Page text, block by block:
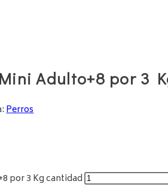
Adulto+8 por 3
Perros
por 3 Kg cantidad